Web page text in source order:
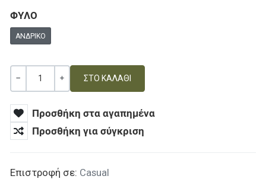
ΦΥΛΟ
ΑΝΔΡΙΚΌ
Ποσότητα
Προσθήκη στα αγαπημένα
Προσθήκη για σύγκριση
Επιστροφή σε: Casual